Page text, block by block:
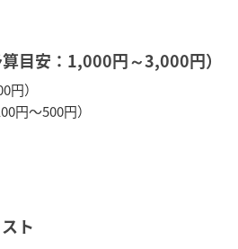
目安：1,000円～3,000円）
円）
円～500円）
ト